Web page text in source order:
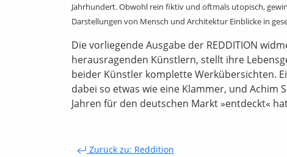
Jahrhundert. Obwohl rein fiktiv und oftmals utopisch,
Darstellungen von Mensch und Architektur Einblicke in
Die vorliegende Ausgabe der REDDITION
herausragenden Künstlern, stellt ihre
beider Künstler komplette Werkübersichten.
dabei so etwas wie eine Klammer, und
Jahren für den deutschen Markt »entdeckt«
Zurück zu: Reddition